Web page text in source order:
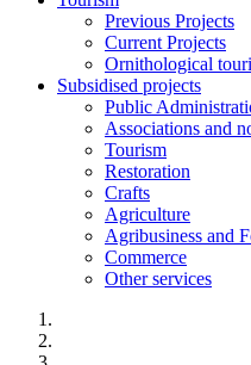
Previous Projects
Current Projects
Ornithological
Subsidised projects
Public
Associations and
Tourism
Restoration
Crafts
Agriculture
Agribusiness and
Commerce
Other services